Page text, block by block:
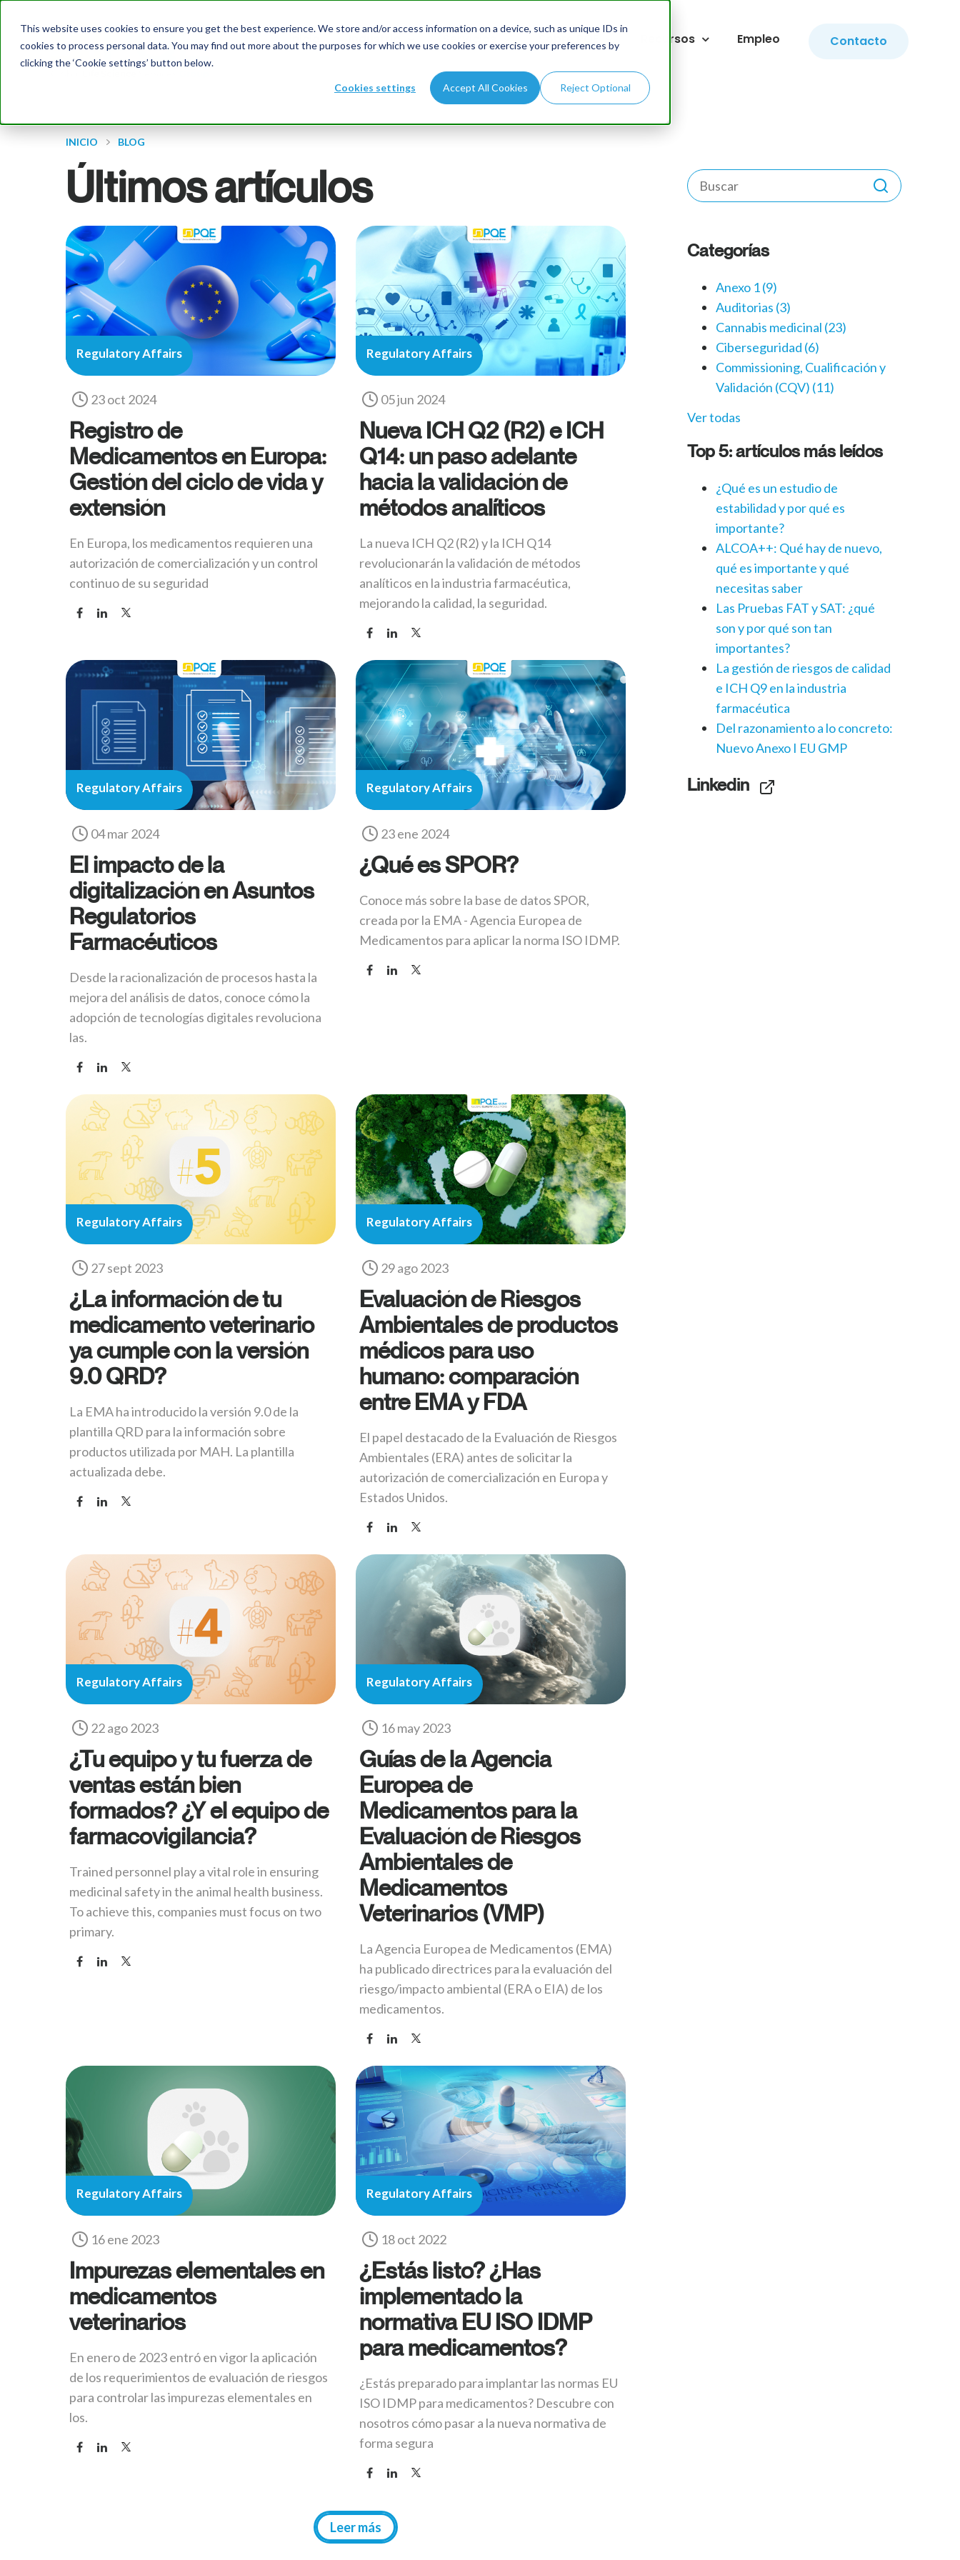
This website uses cookies to ensure you get the best experience. We store and/or access information on a device, such as unique IDs in
cookies to process personal data. You may find out more about the purposes for which we use cookies or exercise your preferences by
clicking the ‘Cookie settings’ button below.
Cookies settings Accept All Cookies Reject Optional
Inicio Industria Servicios Sobre PQE Recursos Empleo Contacto
INICIO BLOG
Últimos artículos
Regulatory Affairs
23 oct 2024
Registro de
Medicamentos en Europa:
Gestión del ciclo de vida y
extensión
En Europa, los medicamentos requieren una
autorización de comercialización y un control
continuo de su seguridad
Regulatory Affairs
05 jun 2024
Nueva ICH Q2 (R2) e ICH
Q14: un paso adelante
hacia la validación de
métodos analíticos
La nueva ICH Q2 (R2) y la ICH Q14
revolucionarán la validación de métodos
analíticos en la industria farmacéutica,
mejorando la calidad, la seguridad.
Regulatory Affairs
04 mar 2024
El impacto de la
digitalización en Asuntos
Regulatorios
Farmacéuticos
Desde la racionalización de procesos hasta la
mejora del análisis de datos, conoce cómo la
adopción de tecnologías digitales revoluciona
las.
Regulatory Affairs
23 ene 2024
¿Qué es SPOR?
Conoce más sobre la base de datos SPOR,
creada por la EMA - Agencia Europea de
Medicamentos para aplicar la norma ISO IDMP.
Regulatory Affairs
27 sept 2023
¿La información de tu
medicamento veterinario
ya cumple con la versión
9.0 QRD?
La EMA ha introducido la versión 9.0 de la
plantilla QRD para la información sobre
productos utilizada por MAH. La plantilla
actualizada debe.
Regulatory Affairs
29 ago 2023
Evaluación de Riesgos
Ambientales de productos
médicos para uso
humano: comparación
entre EMA y FDA
El papel destacado de la Evaluación de Riesgos
Ambientales (ERA) antes de solicitar la
autorización de comercialización en Europa y
Estados Unidos.
Regulatory Affairs
22 ago 2023
¿Tu equipo y tu fuerza de
ventas están bien
formados? ¿Y el equipo de
farmacovigilancia?
Trained personnel play a vital role in ensuring
medicinal safety in the animal health business.
To achieve this, companies must focus on two
primary.
Regulatory Affairs
16 may 2023
Guías de la Agencia
Europea de
Medicamentos para la
Evaluación de Riesgos
Ambientales de
Medicamentos
Veterinarios (VMP)
La Agencia Europea de Medicamentos (EMA)
ha publicado directrices para la evaluación del
riesgo/impacto ambiental (ERA o EIA) de los
medicamentos.
Regulatory Affairs
16 ene 2023
Impurezas elementales en
medicamentos
veterinarios
En enero de 2023 entró en vigor la aplicación
de los requerimientos de evaluación de riesgos
para controlar las impurezas elementales en
los.
Regulatory Affairs
18 oct 2022
¿Estás listo? ¿Has
implementado la
normativa EU ISO IDMP
para medicamentos?
¿Estás preparado para implantar las normas EU
ISO IDMP para medicamentos? Descubre con
nosotros cómo pasar a la nueva normativa de
forma segura
Leer más
Categorías
Anexo 1(9)
Auditorias (3)
Cannabis medicinal (23)
Ciberseguridad (6)
Commissioning, Cualificación y
Validación (CQV) (11)
Ver todas
Top 5: artículos más leídos
¿Qué es un estudio de
estabilidad y por qué es
importante?
ALCOA++: Qué hay de nuevo,
qué es importante y qué
necesitas saber
Las Pruebas FAT y SAT: ¿qué
son y por qué son tan
importantes?
La gestión de riesgos de calidad
e ICH Q9 en la industria
farmacéutica
Del razonamiento a lo concreto:
Nuevo Anexo I EU GMP
Linkedin